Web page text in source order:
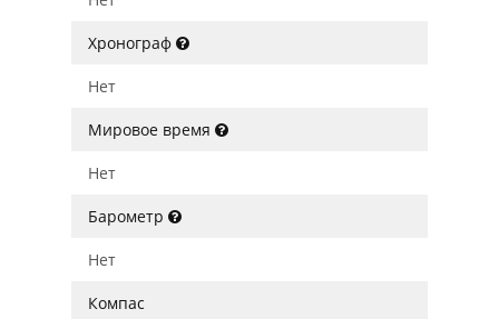
Хронограф
Нет
Мировое время
Нет
Барометр
Нет
Компас